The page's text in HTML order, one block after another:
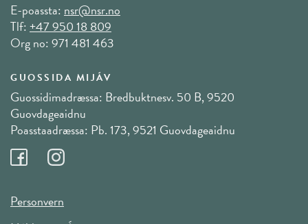
E-poassta: nsr@nsr.no
Tlf:+47 950 18 809
Org no: 971 481 463
GUOSSIDA MIJÁV
Guossidimadræssa: Bredbuktnesv. 50 B, 9520
Guovdageaidnu
Poasstaadræssa: Pb. 173, 9521 Guovdageaidnu
Personvern